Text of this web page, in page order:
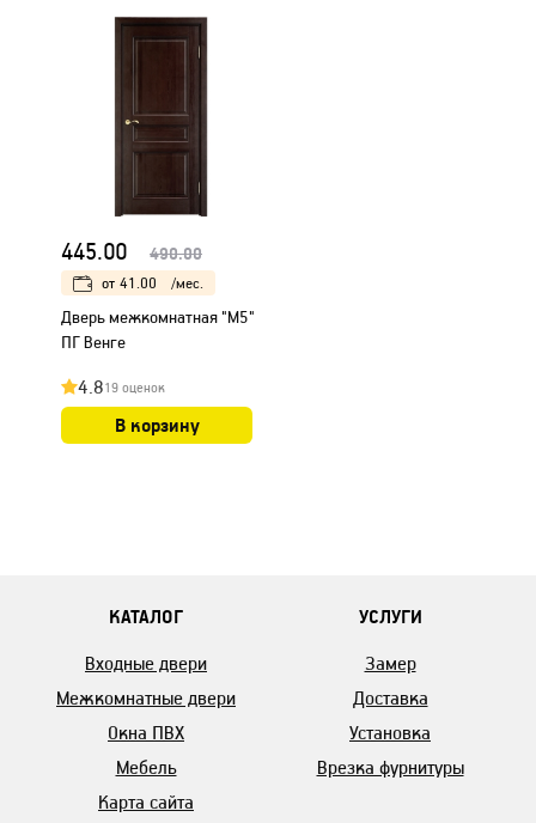
445.00 490.00
от 41.00 /мес.
Дверь межкомнатная "М5"
ПГ Венге
4.819 оценок
В корзину
КАТАЛОГ
Входные двери
Межкомнатные двери
Окна ПВХ
Мебель
Карта сайта
УСЛУГИ
Замер
Доставка
Установка
Врезка фурнитуры